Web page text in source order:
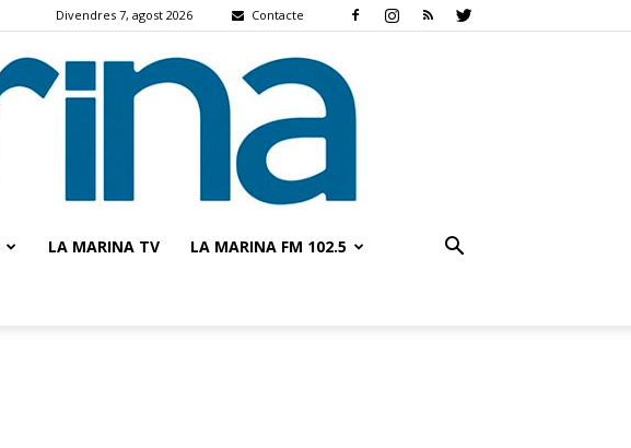
Divendres 7, agost 2026 Contacte
LA MARINA TV LA MARINA FM 102.5